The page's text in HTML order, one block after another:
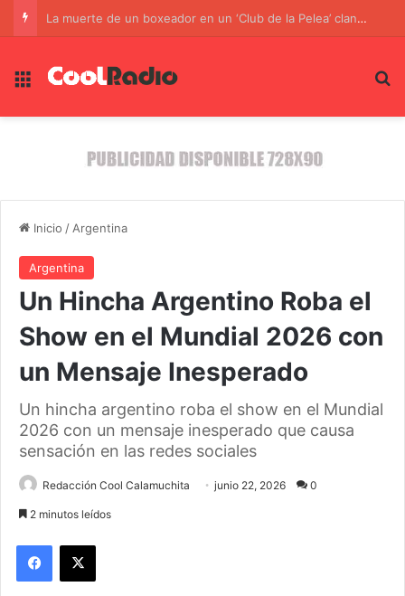
La muerte de un boxeador en un ‘Club de la Pelea’ clandestino en Chile: Un grito de alerta sobre la violencia
Menú
Inicio / Argentina
Argentina
Un Hincha Argentino Roba el
Show en el Mundial 2026 con
un Mensaje Inesperado
Un hincha argentino roba el show en el Mundial
2026 con un mensaje inesperado que causa
sensación en las redes sociales
Redacción Cool Calamuchita junio 22, 2026 0
2 minutos leídos
Facebook
X